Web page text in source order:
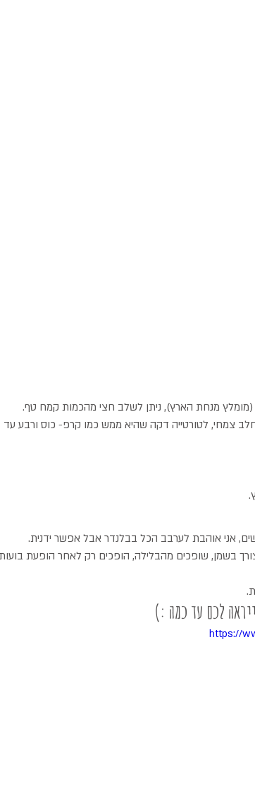
מנחת הארץ), ניתן לשלב חצי מהכמות קמח טף.
צמחי, לטורטייה דקה שהיא ממש כמו קרפ- כוס ורבע עד
אני אוהבת לערבב הכל בבלנדר אבל אפשר ידנית.
לכם עד כמה :)
https://